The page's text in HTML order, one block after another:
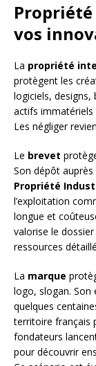
vos
La propriété
protègent les
logiciels, designs,
actifs immatériels
Les négliger
Le brevet
Son dépôt auprès
Propriété
l’exploitation
longue et
valorise le
ressources
La marque
logo, slogan. Son
quelques
territoire français
fondateurs
pour découvrir